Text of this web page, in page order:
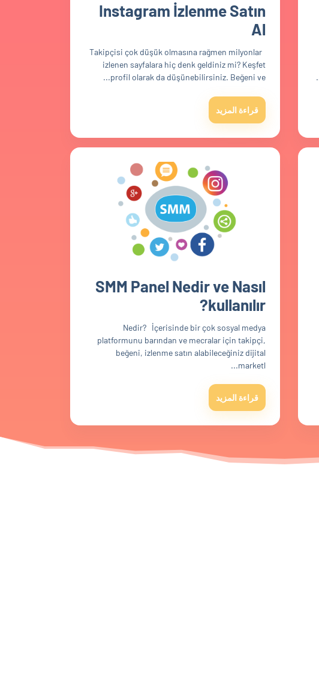
Instagram İzlenme Satın
Al
Takipçisi çok düşük olmasına rağmen milyonlar
izlenen sayfalara hiç denk geldiniz mi? Keşfet
profil olarak da düşünebilirsiniz. Beğeni ve...
قراءة المزيد
SMM Panel Nedir ve Nasıl
kullanılır?
Nedir? İçerisinde bir çok sosyal medya
platformunu barından ve mecralar için takipçi,
beğeni, izlenme satın alabileceğiniz dijital
marketl...
قراءة المزيد